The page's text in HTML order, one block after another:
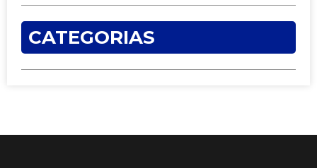
CATEGORIAS